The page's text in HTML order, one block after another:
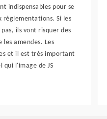
indispensables pour se
règlementations. Si les
ils vont risquer des
les amendes. Les
et il est très important
qui l'image de JS